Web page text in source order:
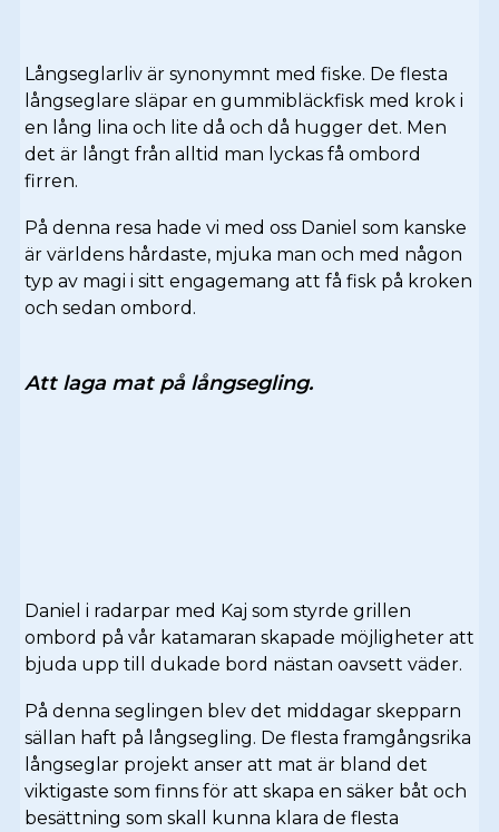
Långseglarliv är synonymnt med fiske. De flesta
långseglare släpar en gummibläckfisk med krok i
en lång lina och lite då och då hugger det. Men
det är långt från alltid man lyckas få ombord
firren.
På denna resa hade vi med oss Daniel som kanske
är världens hårdaste, mjuka man och med någon
typ av magi i sitt engagemang att få fisk på kroken
och sedan ombord.
Att laga mat på långsegling.
Daniel i radarpar med Kaj som styrde grillen
ombord på vår katamaran skapade möjligheter att
bjuda upp till dukade bord nästan oavsett väder.
På denna seglingen blev det middagar skepparn
sällan haft på långsegling. De flesta framgångsrika
långseglar projekt anser att mat är bland det
viktigaste som finns för att skapa en säker båt och
besättning som skall kunna klara de flesta